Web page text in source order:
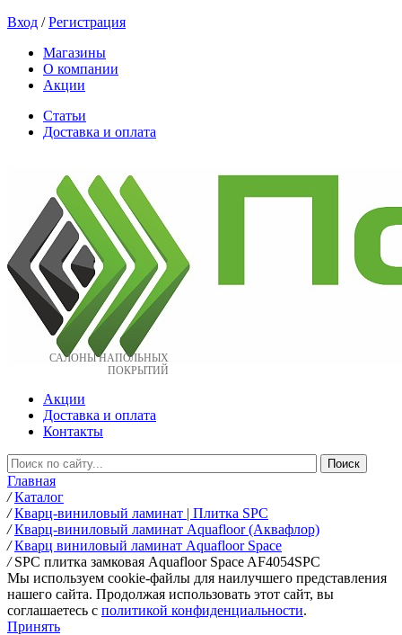
Вход /Регистрация
Магазины
О компании
Акции
Статьи
Доставка и оплата
САЛОНЫ НАПОЛЬНЫХ
ПОКРЫТИЙ
Акции
Доставка и оплата
Контакты
Главная
/ Каталог
/ Кварц-виниловый ламинат | Плитка SPC
/ Кварц-виниловый ламинат Aquafloor (Аквафлор)
/ Кварц виниловый ламинат Aquafloor Space
/ SPC плитка замковая Aquafloor Space AF4054SPC
Мы используем cookie-файлы для наилучшего представления
нашего сайта. Продолжая использовать этот сайт, вы
соглашаетесь c политикой конфиденциальности.
Принять